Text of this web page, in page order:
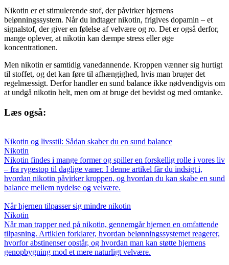
Nikotin er et stimulerende stof, der påvirker hjernens
belønningssystem. Når du indtager nikotin, frigives dopamin – et
signalstof, der giver en følelse af velvære og ro. Det er også derfor,
mange oplever, at nikotin kan dæmpe stress eller øge
koncentrationen.
Men nikotin er samtidig vanedannende. Kroppen vænner sig hurtigt
til stoffet, og det kan føre til afhængighed, hvis man bruger det
regelmæssigt. Derfor handler en sund balance ikke nødvendigvis om
at undgå nikotin helt, men om at bruge det bevidst og med omtanke.
Læs også:
Nikotin og livsstil: Sådan skaber du en sund balance
Nikotin
Nikotin findes i mange former og spiller en forskellig rolle i vores liv
– fra rygestop til daglige vaner. I denne artikel får du indsigt i,
hvordan nikotin påvirker kroppen, og hvordan du kan skabe en sund
balance mellem nydelse og velvære.
Når hjernen tilpasser sig mindre nikotin
Nikotin
Når man trapper ned på nikotin, gennemgår hjernen en omfattende
tilpasning. Artiklen forklarer, hvordan belønningssystemet reagerer,
hvorfor abstinenser opstår, og hvordan man kan støtte hjernens
genopbygning mod et mere naturligt velvære.